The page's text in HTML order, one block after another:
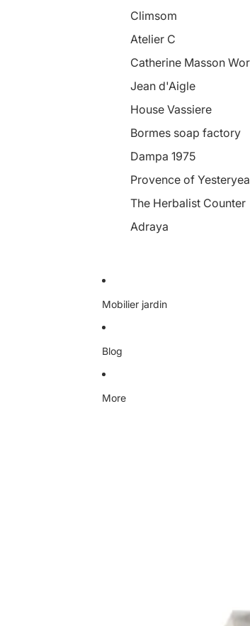
Climsom
Atelier C
Catherine Masson
Jean d'Aigle
House Vassiere
Bormes soap factory
Dampa 1975
Provence of
The Herbalist Counter
Adraya
Mobilier jardin
Blog
More